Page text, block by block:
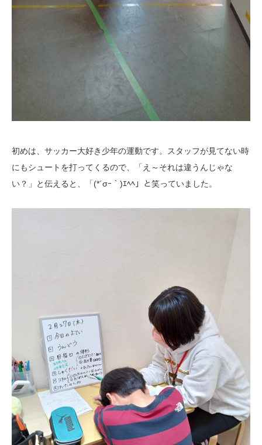
初めは、サッカー大好き少年の運動です。スタッフが見てない時
にもシュートを打ってくるので、「え～それは違うんじゃな
い？」と伝えると、「(*´σｰ｀)ｴﾍﾍ」と笑っていました。